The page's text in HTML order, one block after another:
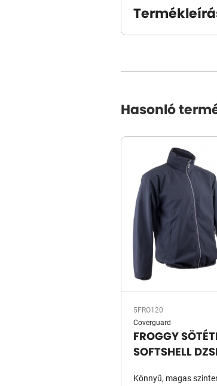
Hasonló
5FRO120
Coverguard
FROGGY
SOFTSHELL
Könnyű, magas